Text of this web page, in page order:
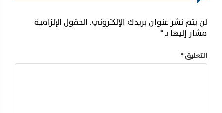
لن يتم نشر عنوان بريدك الإلكتروني. الحقول الإلزامية
مشار إليها بـ*
التعليق*